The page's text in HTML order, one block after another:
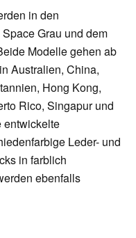
in den
Grau und dem
Modelle gehen ab
Australien, China,
Hong Kong,
Rico, Singapur und
entwickelte
Leder- und
in farblich
ebenfalls